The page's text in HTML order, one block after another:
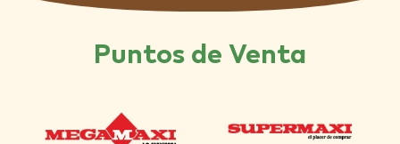
Puntos de Venta